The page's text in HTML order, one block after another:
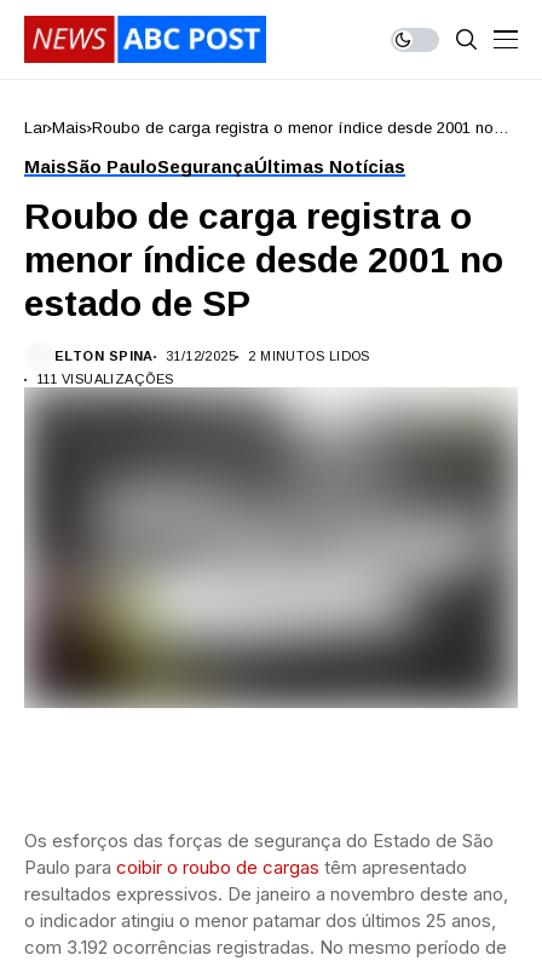
Lar Mais Roubo de carga registra o menor índice desde 2001 no
MaisSão PauloSegurançaÚltimas Notícias
Roubo de carga registra o
menor índice desde 2001 no
estado de SP
ELTON SPINA 31/12/2025
2 MINUTOS LIDOS
111 VISUALIZAÇÕES
Os esforços das forças de segurança do Estado de São
Paulo para coibir o roubo de cargas têm apresentado
resultados expressivos. De janeiro a novembro deste ano,
o indicador atingiu o menor patamar dos últimos 25 anos,
com 3.192 ocorrências registradas. No mesmo período de